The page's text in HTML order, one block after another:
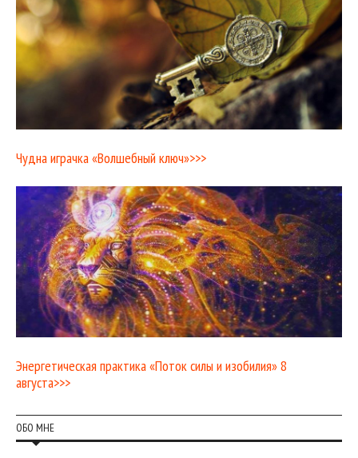
Чудна играчка «Волшебный ключ»>>>
Энергетическая практика «Поток силы и изобилия» 8
августа>>>
ОБО МНЕ